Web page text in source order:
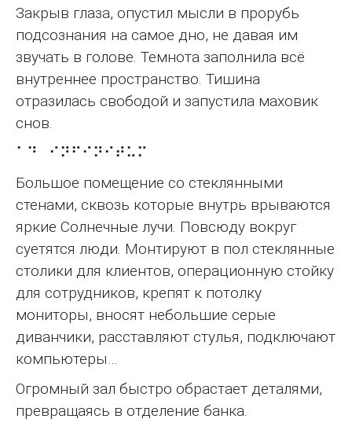
Закрыв глаза, опустил мысли в прорубь
подсознания на самое дно, не давая им
звучать в голове. Темнота заполнила всё
внутреннее пространство. Тишина
отразилась свободой и запустила маховик
снов.
⠁⠙⠀⠊⠝⠋⠊⠝⠊⠞⠥⠍
Большое помещение со стеклянными
стенами, сквозь которые внутрь врываются
яркие Солнечные лучи. Повсюду вокруг
суетятся люди. Монтируют в пол стеклянные
столики для клиентов, операционную стойку
для сотрудников, крепят к потолку
мониторы, вносят небольшие серые
диванчики, расставляют стулья, подключают
компьютеры…
Огромный зал быстро обрастает деталями,
превращаясь в отделение банка.